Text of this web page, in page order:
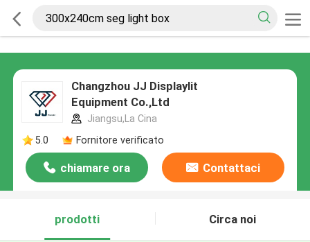
Changzhou JJ Displaylit
Equipment Co.,Ltd
Jiangsu,La Cina
5.0
Fornitore verificato
chiamare ora Contattaci
prodotti Circa noi